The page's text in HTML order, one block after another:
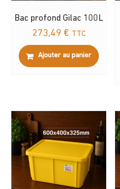
Bac profond Gilac 100L
273,49 € TTC
Ajouter au panier